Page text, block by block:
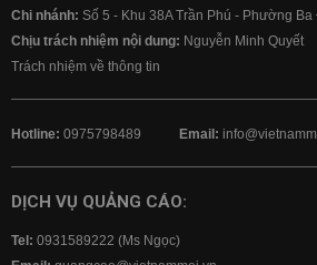
Chi nhánh: Số 5 - Khu 38A Trần Phú - Phường Ba
Chịu trách nhiệm nội dung: Nguyễn Minh Quyết
Trách nhiệm về thông tin
Hotline: 0975798489 Email:
DỊCH VỤ QUẢNG CÁO:
Tel: 0931589222 (Ms Ngọc)